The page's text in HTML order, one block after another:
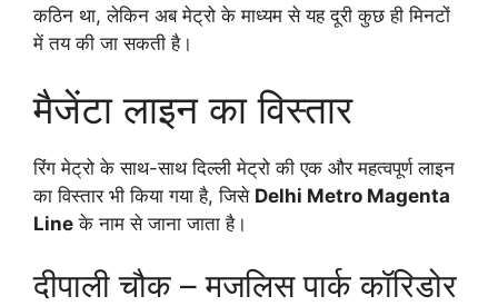
कठिन था, लेकिन अब मेट्रो के माध्यम से यह दूरी कुछ ही मिनटों
में तय की जा सकती है।
मैजेंटा लाइन का विस्तार
रिंग मेट्रो के साथ-साथ दिल्ली मेट्रो की एक और महत्वपूर्ण लाइन
का विस्तार भी किया गया है, जिसे Delhi Metro Magenta
Line के नाम से जाना जाता है।
दीपाली चौक – मजलिस पार्क कॉरिडोर